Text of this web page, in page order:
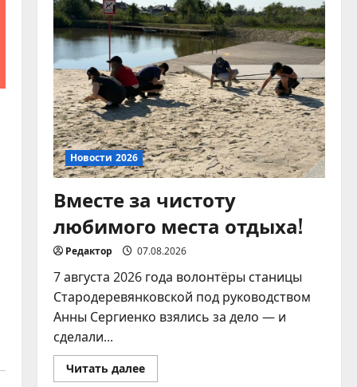
5
обращению с
животными
07.08.2026
Новости 2026
Вместе за чистоту
любимого места отдыха!
Редактор 07.08.2026
7 августа 2026 года волонтёры станицы
Стародеревянковской под руководством
Анны Сергиенко взялись за дело — и
сделали...
Читать далееПрочитать
больше